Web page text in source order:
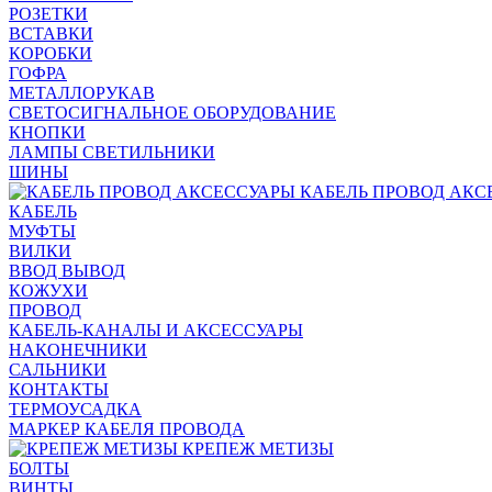
РОЗЕТКИ
ВСТАВКИ
КОРОБКИ
ГОФРА
МЕТАЛЛОРУКАВ
СВЕТОСИГНАЛЬНОЕ ОБОРУДОВАНИЕ
КНОПКИ
ЛАМПЫ СВЕТИЛЬНИКИ
ШИНЫ
КАБЕЛЬ ПРОВОД
КАБЕЛЬ
МУФТЫ
ВИЛКИ
ВВОД ВЫВОД
КОЖУХИ
ПРОВОД
КАБЕЛЬ-КАНАЛЫ И АКСЕССУАРЫ
НАКОНЕЧНИКИ
САЛЬНИКИ
КОНТАКТЫ
ТЕРМОУСАДКА
МАРКЕР КАБЕЛЯ ПРОВОДА
КРЕПЕЖ МЕТИЗЫ
БОЛТЫ
ВИНТЫ